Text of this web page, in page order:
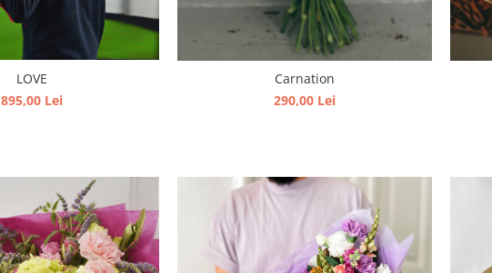
LOVE
895,00 Lei
Carnation
290,00 Lei